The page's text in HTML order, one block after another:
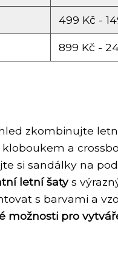
499 Kč -
899 Kč -
zkombinujte
a
si sandálky na
letní šatys
s barvami a
možnosti pro